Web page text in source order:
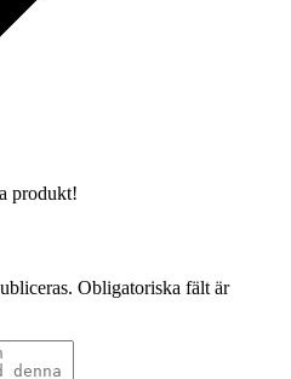
produkt!
Obligatoriska fält är